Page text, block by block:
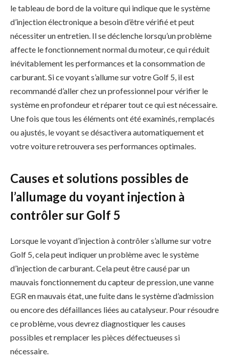
le tableau de bord de la voiture qui indique que le système
d’injection électronique a besoin d’être vérifié et peut
nécessiter un entretien. Il se déclenche lorsqu’un problème
affecte le fonctionnement normal du moteur, ce qui réduit
inévitablement les performances et la consommation de
carburant. Si ce voyant s’allume sur votre Golf 5, il est
recommandé d’aller chez un professionnel pour vérifier le
système en profondeur et réparer tout ce qui est nécessaire.
Une fois que tous les éléments ont été examinés, remplacés
ou ajustés, le voyant se désactivera automatiquement et
votre voiture retrouvera ses performances optimales.
Causes et solutions possibles de
l’allumage du voyant injection à
contrôler sur Golf 5
Lorsque le voyant d’injection à contrôler s’allume sur votre
Golf 5, cela peut indiquer un problème avec le système
d’injection de carburant. Cela peut être causé par un
mauvais fonctionnement du capteur de pression, une vanne
EGR en mauvais état, une fuite dans le système d’admission
ou encore des défaillances liées au catalyseur. Pour résoudre
ce problème, vous devrez diagnostiquer les causes
possibles et remplacer les pièces défectueuses si
nécessaire.